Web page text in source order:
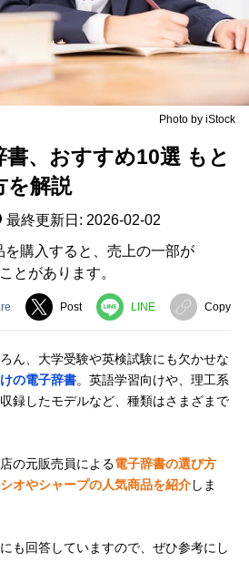
Photo by iStock
書、おすすめ10選 もと
を解説
最終更新日: 2026-02-02
購入すると、売上の一部が
とがあります。
Post LINE Copy
ん、大学受験や英検試験にも欠かせな
の電子辞書。英語学習向けや、理工系
録したモデルなど、種類はさまざまで
の元販売員による電子辞書の選び方
オやシャープの人気商品を紹介しま
にも回答していますので、ぜひ参考にし